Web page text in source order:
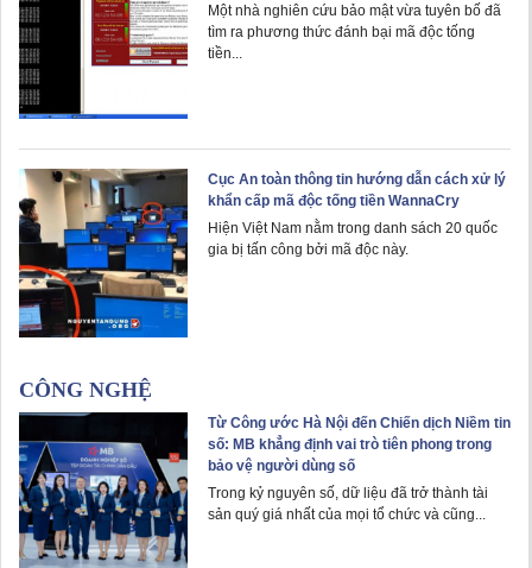
Một nhà nghiên cứu bảo mật vừa tuyên bố đã
tìm ra phương thức đánh bại mã độc tống
tiền...
Cục An toàn thông tin hướng dẫn cách xử lý
khẩn cấp mã độc tống tiền WannaCry
Hiện Việt Nam nằm trong danh sách 20 quốc
gia bị tấn công bởi mã độc này.
CÔNG NGHỆ
Từ Công ước Hà Nội đến Chiến dịch Niềm tin
số: MB khẳng định vai trò tiên phong trong
bảo vệ người dùng số
Trong kỷ nguyên số, dữ liệu đã trở thành tài
sản quý giá nhất của mọi tổ chức và cũng...